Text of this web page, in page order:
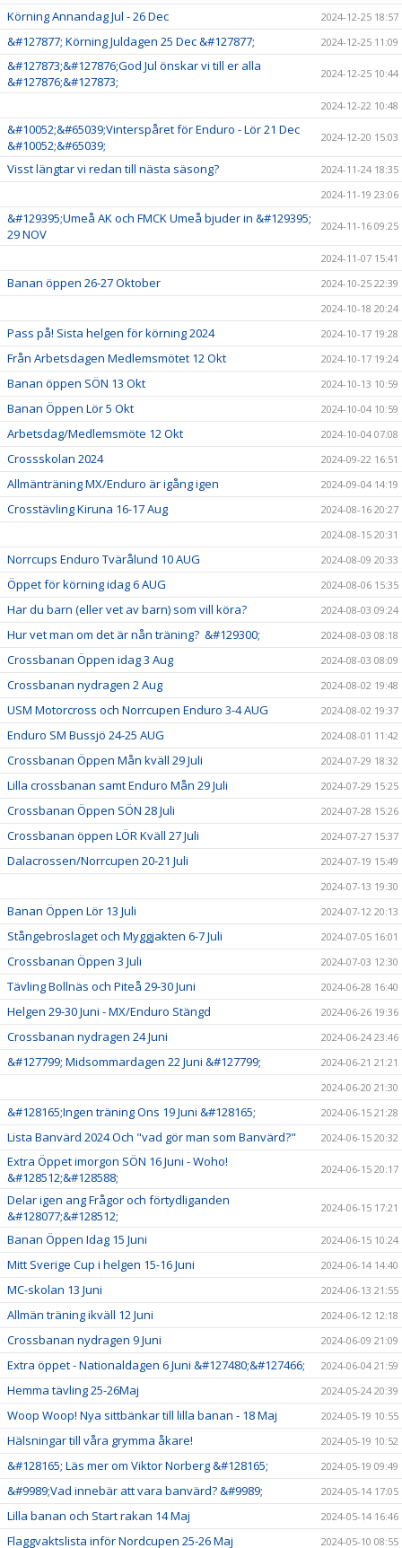
Körning Annandag Jul - 26 Dec 2024-12-25 18:57
&#127877; Körning Juldagen 25 Dec &#127877; 2024-12-25 11:09
&#127873;&#127876;God Jul önskar vi till er alla
&#127876;&#127873;
2024-12-25 10:44
2024-12-22 10:48
&#10052;&#65039;Vinterspåret för Enduro - Lör 21 Dec
&#10052;&#65039;
2024-12-20 15:03
Visst längtar vi redan till nästa säsong?
2024-11-24 18:35
2024-11-19 23:06
&#129395;Umeå AK och FMCK Umeå bjuder in &#129395;
29 NOV
2024-11-16 09:25
2024-11-07 15:41
Banan öppen 26-27 Oktober
2024-10-25 22:39
2024-10-18 20:24
Pass på! Sista helgen för körning 2024 2024-10-17 19:28
Från Arbetsdagen Medlemsmötet 12 Okt 2024-10-17 19:24
Banan öppen SÖN 13 Okt 2024-10-13 10:59
Banan Öppen Lör 5 Okt 2024-10-04 10:59
Arbetsdag/Medlemsmöte 12 Okt 2024-10-04 07:08
Crossskolan 2024 2024-09-22 16:51
Allmänträning MX/Enduro är igång igen 2024-09-04 14:19
Crosstävling Kiruna 16-17 Aug
2024-08-16 20:27
2024-08-15 20:31
Norrcups Enduro Tvärålund 10 AUG 2024-08-09 20:33
Öppet för körning idag 6 AUG 2024-08-06 15:35
Har du barn (eller vet av barn) som vill köra? 2024-08-03 09:24
Hur vet man om det är nån träning? &#129300; 2024-08-03 08:18
Crossbanan Öppen idag 3 Aug 2024-08-03 08:09
Crossbanan nydragen 2 Aug 2024-08-02 19:48
USM Motorcross och Norrcupen Enduro 3-4 AUG 2024-08-02 19:37
Enduro SM Bussjö 24-25 AUG 2024-08-01 11:42
Crossbanan Öppen Mån kväll 29 Juli 2024-07-29 18:32
Lilla crossbanan samt Enduro Mån 29 Juli 2024-07-29 15:25
Crossbanan Öppen SÖN 28 Juli 2024-07-28 15:26
Crossbanan öppen LÖR Kväll 27 Juli 2024-07-27 15:37
Dalacrossen/Norrcupen 20-21 Juli
2024-07-19 15:49
2024-07-13 19:30
Banan Öppen Lör 13 Juli 2024-07-12 20:13
Stångebroslaget och Myggjakten 6-7 Juli 2024-07-05 16:01
Crossbanan Öppen 3 Juli 2024-07-03 12:30
Tävling Bollnäs och Piteå 29-30 Juni 2024-06-28 16:40
Helgen 29-30 Juni - MX/Enduro Stängd 2024-06-26 19:36
Crossbanan nydragen 24 Juni 2024-06-24 23:46
&#127799; Midsommardagen 22 Juni &#127799;
2024-06-21 21:21
2024-06-20 21:30
&#128165;Ingen träning Ons 19 Juni &#128165; 2024-06-15 21:28
Lista Banvärd 2024 Och "vad gör man som Banvärd?" 2024-06-15 20:32
Extra Öppet imorgon SÖN 16 Juni - Woho!
&#128512;&#128588;
2024-06-15 20:17
Delar igen ang Frågor och förtydliganden
&#128077;&#128512;
2024-06-15 17:21
Banan Öppen Idag 15 Juni 2024-06-15 10:24
Mitt Sverige Cup i helgen 15-16 Juni 2024-06-14 14:40
MC-skolan 13 Juni 2024-06-13 21:55
Allmän träning ikväll 12 Juni 2024-06-12 12:18
Crossbanan nydragen 9 Juni 2024-06-09 21:09
Extra öppet - Nationaldagen 6 Juni &#127480;&#127466; 2024-06-04 21:59
Hemma tävling 25-26Maj 2024-05-24 20:39
Woop Woop! Nya sittbänkar till lilla banan - 18 Maj 2024-05-19 10:55
Hälsningar till våra grymma åkare! 2024-05-19 10:52
&#128165; Läs mer om Viktor Norberg &#128165; 2024-05-19 09:49
&#9989;Vad innebär att vara banvärd? &#9989; 2024-05-14 17:05
Lilla banan och Start rakan 14 Maj 2024-05-14 16:46
Flaggvaktslista inför Nordcupen 25-26 Maj 2024-05-10 08:55